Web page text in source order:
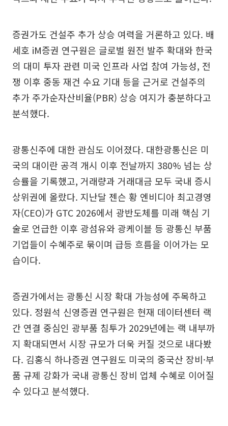
증권가도 건설주 추가 상승 여력을 거론하고 있다. 배
세호 iM증권 연구원은 글로벌 원전 발주 확대와 한국
의 대미 투자 관련 미국 인프라 사업 참여 가능성, 전
쟁 이후 중동 재건 수요 기대 등을 근거로 건설주의
추가 주가순자산비율(PBR) 상승 여지가 충분하다고
분석했다.
광통신주에 대한 관심도 이어졌다. 대한광통신은 미
국의 대이란 공격 개시 이후 전날까지 380% 넘는 상
승률을 기록했고, 거래량과 거래대금 모두 국내 증시
상위권에 올랐다. 지난달 젠슨 황 엔비디아 최고경영
자(CEO)가 GTC 2026에서 광반도체를 미래 핵심 기
술로 언급한 이후 광섬유와 광케이블 등 광통신 부품
기업들이 수혜주로 묶이며 급등 흐름을 이어가는 모
습이다.
증권가에서는 광통신 시장 확대 가능성에 주목하고
있다. 정원석 신영증권 연구원은 현재 데이터센터 랙
간 연결 중심인 광부품 침투가 2029년에는 랙 내부까
지 확대되면서 시장 규모가 더욱 커질 것으로 내다봤
다. 김홍식 하나증권 연구원도 미국의 중국산 장비·부
품 규제 강화가 국내 광통신 장비 업체 수혜로 이어질
수 있다고 분석했다.